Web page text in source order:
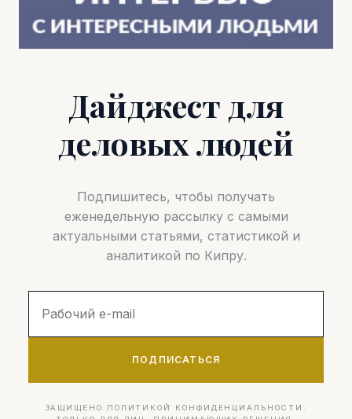
Дайджест для
деловых людей
Подпишитесь, чтобы получать
еженедельную рассылку с самыми
актуальными статьями, статистикой и
аналитикой по Кипру.
ПОДПИСАТЬСЯ
ЗАЩИЩЕНО ПОЛИТИКОЙ КОНФИДЕНЦИАЛЬНОСТИ.